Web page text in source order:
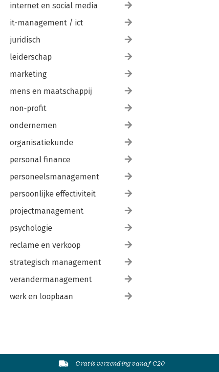
internet en social media
it-management / ict
juridisch
leiderschap
marketing
mens en maatschappij
non-profit
ondernemen
organisatiekunde
personal finance
personeelsmanagement
persoonlijke effectiviteit
projectmanagement
psychologie
reclame en verkoop
strategisch management
verandermanagement
werk en loopbaan
Gratis verzending vanaf €20